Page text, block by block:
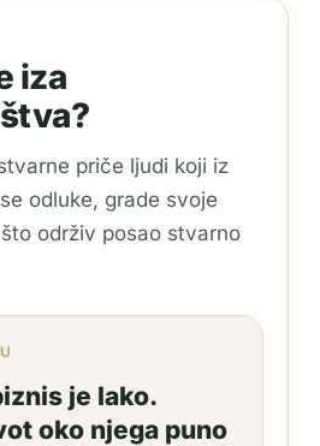
iza
priče ljudi koji iz
odluke, grade svoje
održiv posao stvarno
je lako.
oko njega puno